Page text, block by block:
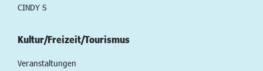
CINDY S
Kultur/Freizeit/Tourismus
Veranstaltungen